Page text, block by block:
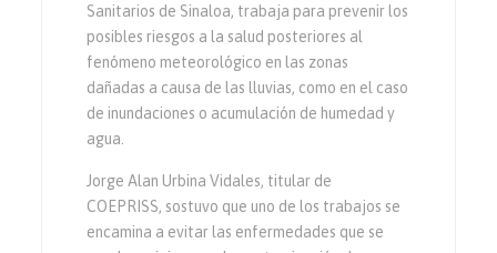
Sanitarios de Sinaloa, trabaja para prevenir los
posibles riesgos a la salud posteriores al
fenómeno meteorológico en las zonas
dañadas a causa de las lluvias, como en el caso
de inundaciones o acumulación de humedad y
agua.
Jorge Alan Urbina Vidales, titular de
COEPRISS, sostuvo que uno de los trabajos se
encamina a evitar las enfermedades que se